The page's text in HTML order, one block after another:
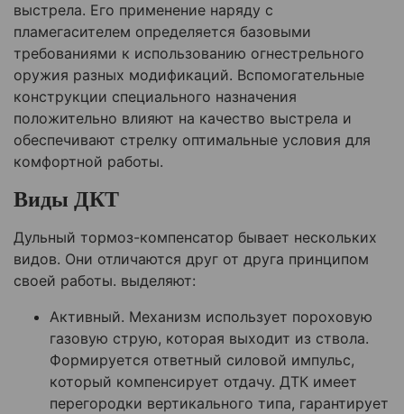
выстрела. Его применение наряду с
пламегасителем определяется базовыми
требованиями к использованию огнестрельного
оружия разных модификаций. Вспомогательные
конструкции специального назначения
положительно влияют на качество выстрела и
обеспечивают стрелку оптимальные условия для
комфортной работы.
Виды ДКТ
Дульный тормоз-компенсатор бывает нескольких
видов. Они отличаются друг от друга принципом
своей работы. выделяют:
Активный. Механизм использует пороховую
газовую струю, которая выходит из ствола.
Формируется ответный силовой импульс,
который компенсирует отдачу. ДТК имеет
перегородки вертикального типа, гарантирует